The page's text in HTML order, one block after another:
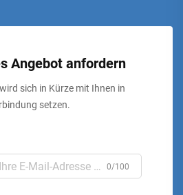
Angebot anfordern
sich in Kürze mit Ihnen in
setzen.
0/100